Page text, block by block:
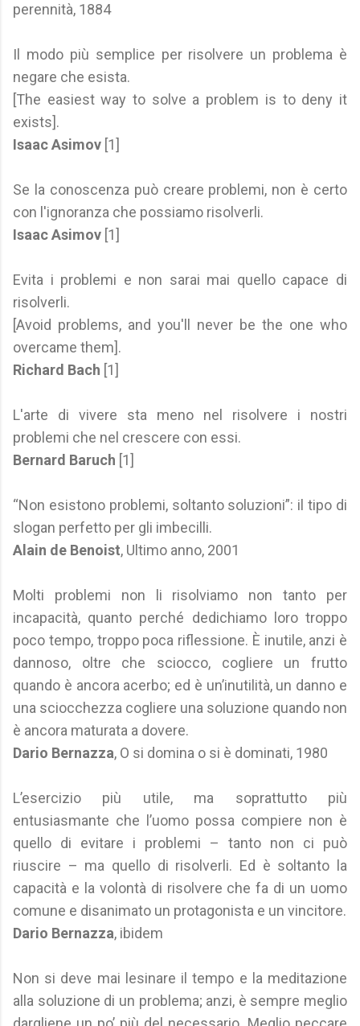
perennità, 1884
Il modo più semplice per risolvere un problema è
negare che esista.
[The easiest way to solve a problem is to deny it
exists].
Isaac Asimov [1]
Se la conoscenza può creare problemi, non è certo
con l'ignoranza che possiamo risolverli.
Isaac Asimov [1]
Evita i problemi e non sarai mai quello capace di
risolverli.
[Avoid problems, and you'll never be the one who
overcame them].
Richard Bach [1]
L'arte di vivere sta meno nel risolvere i nostri
problemi che nel crescere con essi.
Bernard Baruch [1]
“Non esistono problemi, soltanto soluzioni”: il tipo di
slogan perfetto per gli imbecilli.
Alain de Benoist, Ultimo anno, 2001
Molti problemi non li risolviamo non tanto per
incapacità, quanto perché dedichiamo loro troppo
poco tempo, troppo poca riflessione. È inutile, anzi è
dannoso, oltre che sciocco, cogliere un frutto
quando è ancora acerbo; ed è un’inutilità, un danno e
una sciocchezza cogliere una soluzione quando non
è ancora maturata a dovere.
Dario Bernazza, O si domina o si è dominati, 1980
L’esercizio più utile, ma soprattutto più
entusiasmante che l’uomo possa compiere non è
quello di evitare i problemi – tanto non ci può
riuscire – ma quello di risolverli. Ed è soltanto la
capacità e la volontà di risolvere che fa di un uomo
comune e disanimato un protagonista e un vincitore.
Dario Bernazza, ibidem
Non si deve mai lesinare il tempo e la meditazione
alla soluzione di un problema; anzi, è sempre meglio